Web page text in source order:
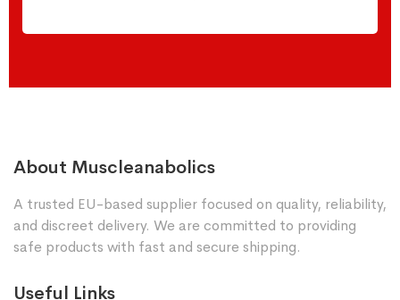
About Muscleanabolics
A trusted EU-based supplier focused on quality, reliability,
and discreet delivery. We are committed to providing
safe products with fast and secure shipping.
Useful Links